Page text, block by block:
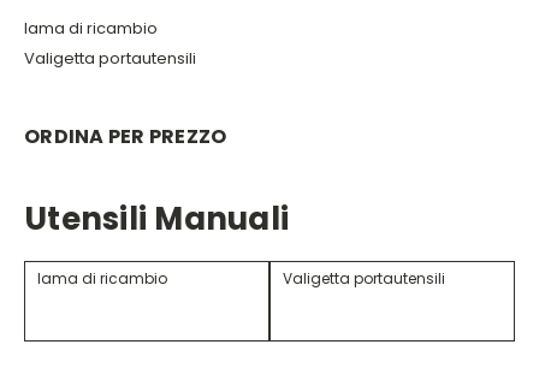
lama di ricambio
Valigetta portautensili
ORDINA PER PREZZO
Utensili Manuali
lama di ricambio Valigetta portautensili